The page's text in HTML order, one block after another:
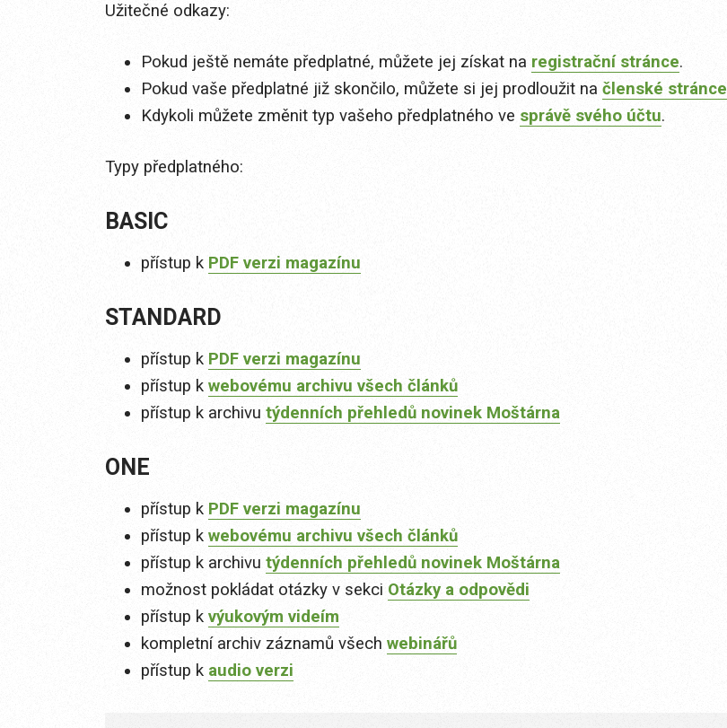
Užitečné odkazy:
Pokud ještě nemáte předplatné, můžete jej získat na registrační stránce.
Pokud vaše předplatné již skončilo, můžete si jej prodloužit na členské stránce
Kdykoli můžete změnit typ vašeho předplatného ve správě svého účtu.
Typy předplatného:
BASIC
přístup k PDF verzi magazínu
STANDARD
přístup k PDF verzi magazínu
přístup k webovému archivu všech článků
přístup k archivu týdenních přehledů novinek Moštárna
ONE
přístup k PDF verzi magazínu
přístup k webovému archivu všech článků
přístup k archivu týdenních přehledů novinek Moštárna
možnost pokládat otázky v sekci Otázky a odpovědi
přístup k výukovým videím
kompletní archiv záznamů všech webinářů
přístup k audio verzi